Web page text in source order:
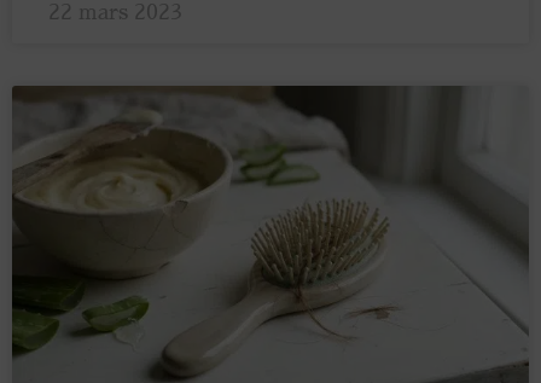
22 mars 2023